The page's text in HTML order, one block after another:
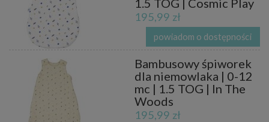
195,99 zł
powiadom o dostępności
Bambusowy śpiworek
dla niemowlaka | 0-12
mc | 1.5 TOG | In The
Woods
195,99 zł